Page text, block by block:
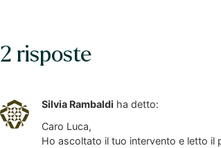
2 risposte
Silvia Rambaldi ha detto:
Caro Luca,
Ho ascoltato il tuo intervento e letto il